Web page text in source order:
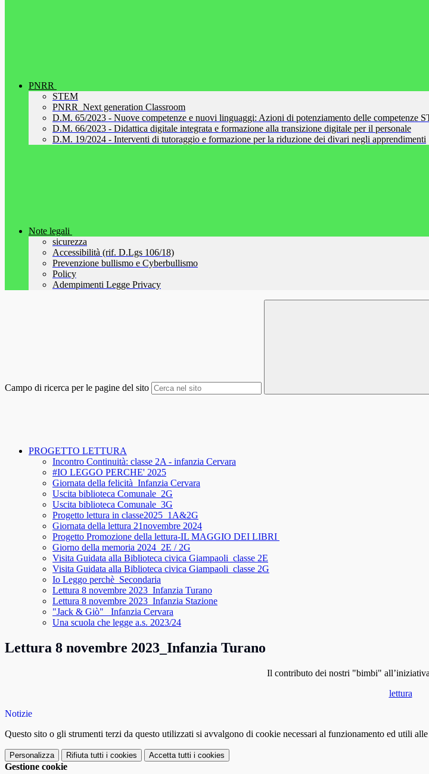
PNRR
STEM
PNRR_Next generation Classroom
D.M. 65/2023 - Nuove competenze e nuovi linguaggi: Azioni di potenziamento delle competenze
D.M. 66/2023 - Didattica digitale integrata e formazione alla transizione digitale per il personale
D.M. 19/2024 - Interventi di tutoraggio e formazione per la riduzione dei divari negli apprendimenti
Note legali
sicurezza
Accessibilità (rif. D.Lgs 106/18)
Prevenzione bullismo e Cyberbullismo
Policy
Adempimenti Legge Privacy
Campo di ricerca per le pagine del sito
PROGETTO LETTURA
Incontro Continuità: classe 2A - infanzia Cervara
#IO LEGGO PERCHE' 2025
Giornata della felicità_Infanzia Cervara
Uscita biblioteca Comunale_2G
Uscita biblioteca Comunale_3G
Progetto lettura in classe2025_1A&2G
Giornata della lettura 21novembre 2024
Progetto Promozione della lettura-IL MAGGIO DEI LIBRI
Giorno della memoria 2024_2E / 2G
Visita Guidata alla Biblioteca civica Giampaoli_classe 2E
Visita Guidata alla Biblioteca civica Giampaoli_classe 2G
Io Leggo perchè_Secondaria
Lettura 8 novembre 2023_Infanzia Turano
Lettura 8 novembre 2023_Infanzia Stazione
"Jack & Giò" _Infanzia Cervara
Una scuola che legge a.s. 2023/24
Lettura 8 novembre 2023_Infanzia Turano
Il contributo dei nostri "bimbi"
lettura
Notizie
Questo sito o gli strumenti terzi da questo utilizzati si avvalgono di cookie necessari al funzionamento ed utili
Personalizza Rifiuta tutti i cookies Accetta tutti i cookies
Gestione cookie